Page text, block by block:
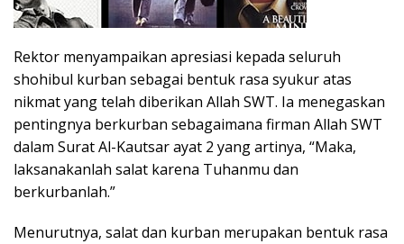
Rektor menyampaikan apresiasi kepada seluruh
shohibul kurban sebagai bentuk rasa syukur atas
nikmat yang telah diberikan Allah SWT. Ia menegaskan
pentingnya berkurban sebagaimana firman Allah SWT
dalam Surat Al-Kautsar ayat 2 yang artinya, “Maka,
laksanakanlah salat karena Tuhanmu dan
berkurbanlah.”
Menurutnya, salat dan kurban merupakan bentuk rasa